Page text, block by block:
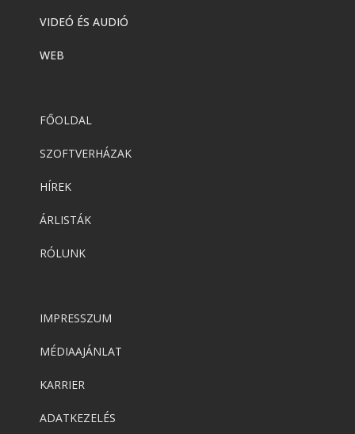
VIDEÓ ÉS AUDIÓ
WEB
FŐOLDAL
SZOFTVERHÁZAK
HÍREK
ÁRLISTÁK
RÓLUNK
IMPRESSZUM
MÉDIAAJÁNLAT
KARRIER
ADATKEZELÉS